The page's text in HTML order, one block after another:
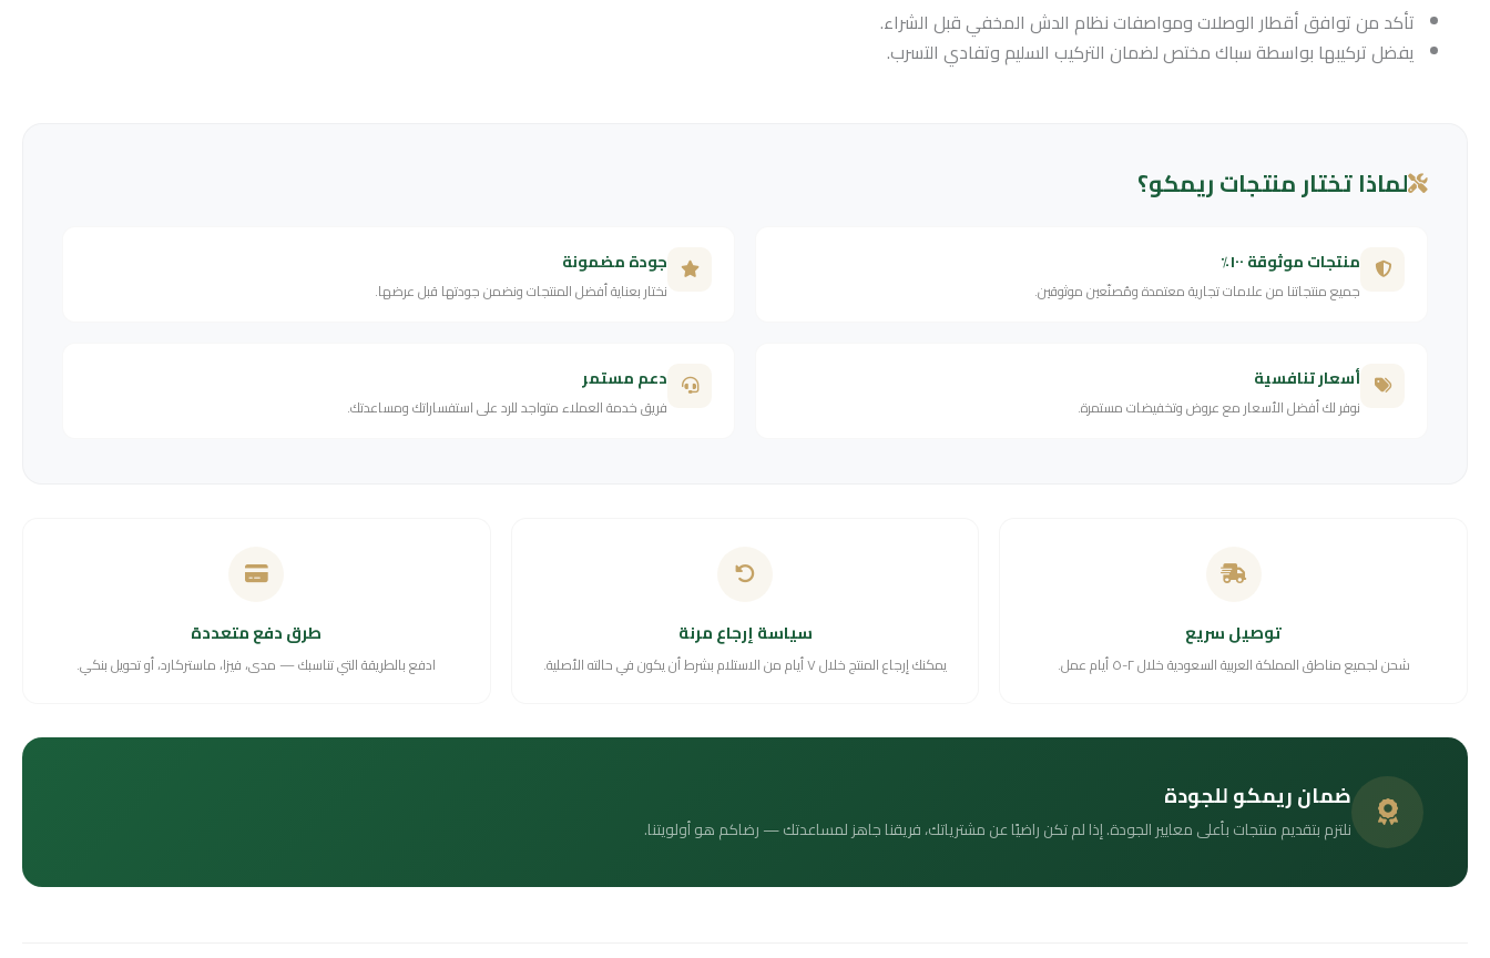
تأكد من توافق أقطار الوصلات ومواصفات نظام الدش المخفي قبل الشراء.
يفضل تركيبها بواسطة سباك مختص لضمان التركيب السليم وتفادي التسرب.
لماذا تختار منتجات ريمكو؟
منتجات موثوقة ١٠٠٪
جميع منتجاتنا من علامات تجارية معتمدة ومُصنّعين موثوقين.
جودة مضمونة
نختار بعناية أفضل المنتجات ونضمن جودتها قبل عرضها.
أسعار تنافسية
نوفر لك أفضل الأسعار مع عروض وتخفيضات مستمرة.
دعم مستمر
فريق خدمة العملاء متواجد للرد على استفساراتك ومساعدتك.
توصيل سريع
شحن لجميع مناطق المملكة العربية السعودية خلال ٢-٥ أيام عمل.
سياسة إرجاع مرنة
يمكنك إرجاع المنتج خلال ٧ أيام من الاستلام بشرط أن يكون في حالته الأصلية.
طرق دفع متعددة
ادفع بالطريقة التي تناسبك — مدى، فيزا، ماستركارد، أو تحويل بنكي.
ضمان ريمكو للجودة
نلتزم بتقديم منتجات بأعلى معايير الجودة. إذا لم تكن راضيًا عن مشترياتك، فريقنا جاهز لمساعدتك — رضاكم هو أولويتنا.